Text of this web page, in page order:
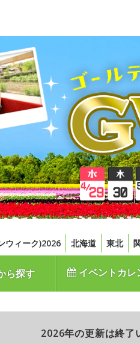
ウィーク)2026 北海道 東北
ら探す イベントカレ
2026年の更新は終了